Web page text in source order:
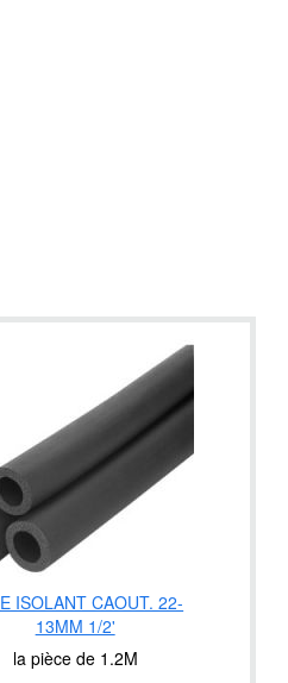
ISOLANT CAOUT. 22-
13MM 1/2'
la pièce de 1.2M